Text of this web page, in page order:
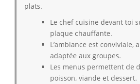
plats.
Le chef cuisine devant toi
plaque chauffante.
L’ambiance est conviviale,
adaptée aux groupes.
Les menus permettent de
poisson, viande et dessert.